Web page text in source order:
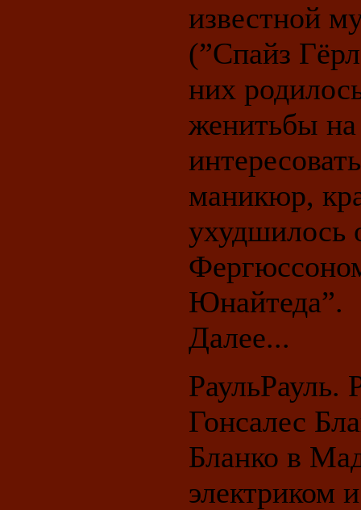
известной
(”Спайз
них
женитьбы
маникюр,
ухудшилось
Юнайтеда”.
Далее...
РаульРауль.
Гонсалес
Бланко в
электриком